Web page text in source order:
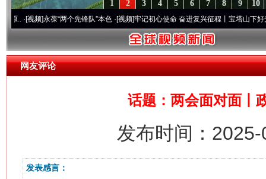
10
9
8
7
6
5
4
3
2
1
视频]永葆“两个先锋队”本色·[视频]牢记初心使命 奋进复兴征程丨宝塔山下好光景..
网友评论
话题：两会面对面丨
发布时间：
发表感言：